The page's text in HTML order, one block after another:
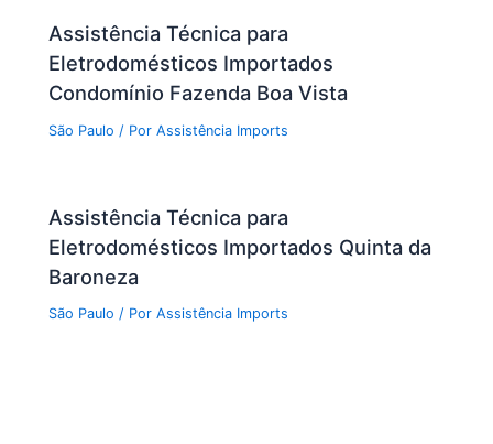
Assistência Técnica para
Eletrodomésticos Importados
Condomínio Fazenda Boa Vista
São Paulo / PorAssistência Imports
Assistência Técnica para
Eletrodomésticos Importados Quinta da
Baroneza
São Paulo / PorAssistência Imports